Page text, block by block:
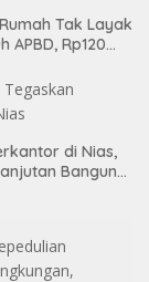
Tak Layak
APBD, Rp120
di Nias,
Bangun